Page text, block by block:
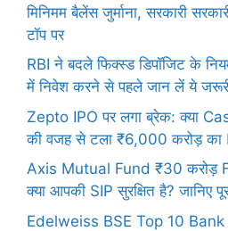
मिनिमम बैलेंस जुर्माना, सरकारी
टॉप पर
RBI ने बदले फिक्स्ड डिपॉजिट के
में निवेश करने से पहले जान लें ये
Zepto IPO पर लगा ब्रेक: क्या
की वजह से टला ₹6,000 करोड़ का
Axis Mutual Fund ₹30 करोड़
क्या आपकी SIP सुरक्षित है? जानिए
Edelweiss BSE Top 10 Bank